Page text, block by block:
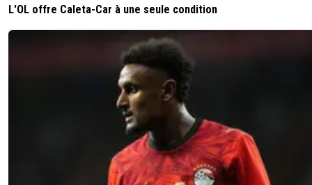
L'OL offre Caleta-Car à une seule condition